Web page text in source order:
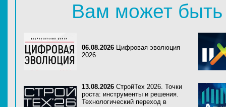
Вам может быть
06.08.2026 Цифровая эволюция
2026
13.08.2026 СтройТех 2026. Точки
роста: инструменты и решения.
Технологический переход в